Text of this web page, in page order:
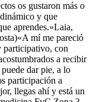
os gustaron más o
y que
aprendes.»Laia,
«A mí me pareció
participativo, con
a recibir
dar pie, a lo
participación a
llegas ahí y está un